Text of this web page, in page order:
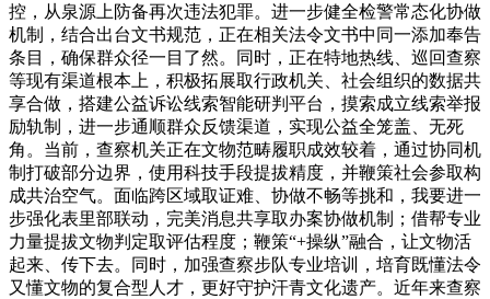
控，从泉源上防备再次违法犯罪。进一步健全检警常态化协做
机制，结合出台文书规范，正在相关法令文书中同一添加奉告
条目，确保群众径一目了然。同时，正在特地热线、巡回查察
等现有渠道根本上，积极拓展取行政机关、社会组织的数据共
享合做，搭建公益诉讼线索智能研判平台，摸索成立线索举报
励轨制，进一步通顺群众反馈渠道，实现公益全笼盖、无死
角。当前，查察机关正在文物范畴履职成效较着，通过协同机
制打破部分边界，使用科技手段提拔精度，并鞭策社会参取构
成共治空气。面临跨区域取证难、协做不畅等挑和，我要进一
步强化表里部联动，完美消息共享取办案协做机制；借帮专业
力量提拔文物判定取评估程度；鞭策“+操纵”融合，让文物活
起来、传下去。同时，加强查察步队专业培训，培育既懂法令
又懂文物的复合型人才，更好守护汗青文化遗产。近年来查察